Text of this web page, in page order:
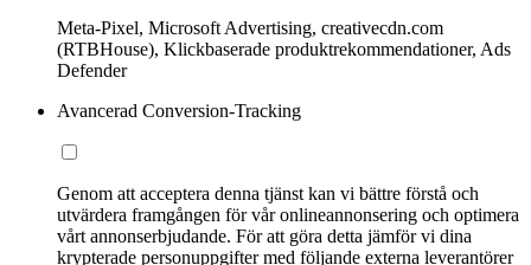
Meta-Pixel, Microsoft Advertising, creativecdn.com
(RTBHouse), Klickbaserade produktrekommendationer, Ads
Defender
Avancerad Conversion-Tracking
Genom att acceptera denna tjänst kan vi bättre förstå och
utvärdera framgången för vår onlineannonsering och optimera
vårt annonserbjudande. För att göra detta jämför vi dina
krypterade personuppgifter med följande externa leverantörer